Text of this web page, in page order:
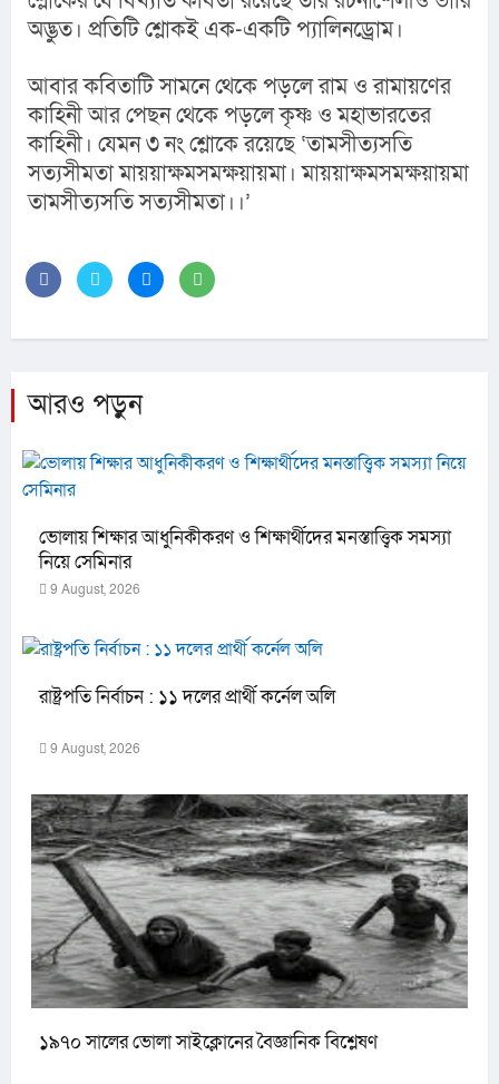
অদ্ভুত। প্রতিটি শ্লোকই এক-একটি প্যালিনড্রোম।
আবার কবিতাটি সামনে থেকে পড়লে রাম ও রামায়ণের
কাহিনী আর পেছন থেকে পড়লে কৃষ্ণ ও মহাভারতের
কাহিনী। যেমন ৩ নং শ্লোকে রয়েছে ‘তামসীত্যসতি
সত্যসীমতা মায়য়াক্ষমসমক্ষয়ায়মা। মায়য়াক্ষমসমক্ষয়ায়মা
তামসীত্যসতি সত্যসীমতা।।’
আরও পড়ুন
ভোলায় শিক্ষার আধুনিকীকরণ ও শিক্ষার্থীদের মনস্তাত্ত্বিক সমস্যা
নিয়ে সেমিনার
9 August, 2026
রাষ্ট্রপতি নির্বাচন : ১১ দলের প্রার্থী কর্নেল অলি
9 August, 2026
১৯৭০ সালের ভোলা সাইক্লোনের বৈজ্ঞানিক বিশ্লেষণ